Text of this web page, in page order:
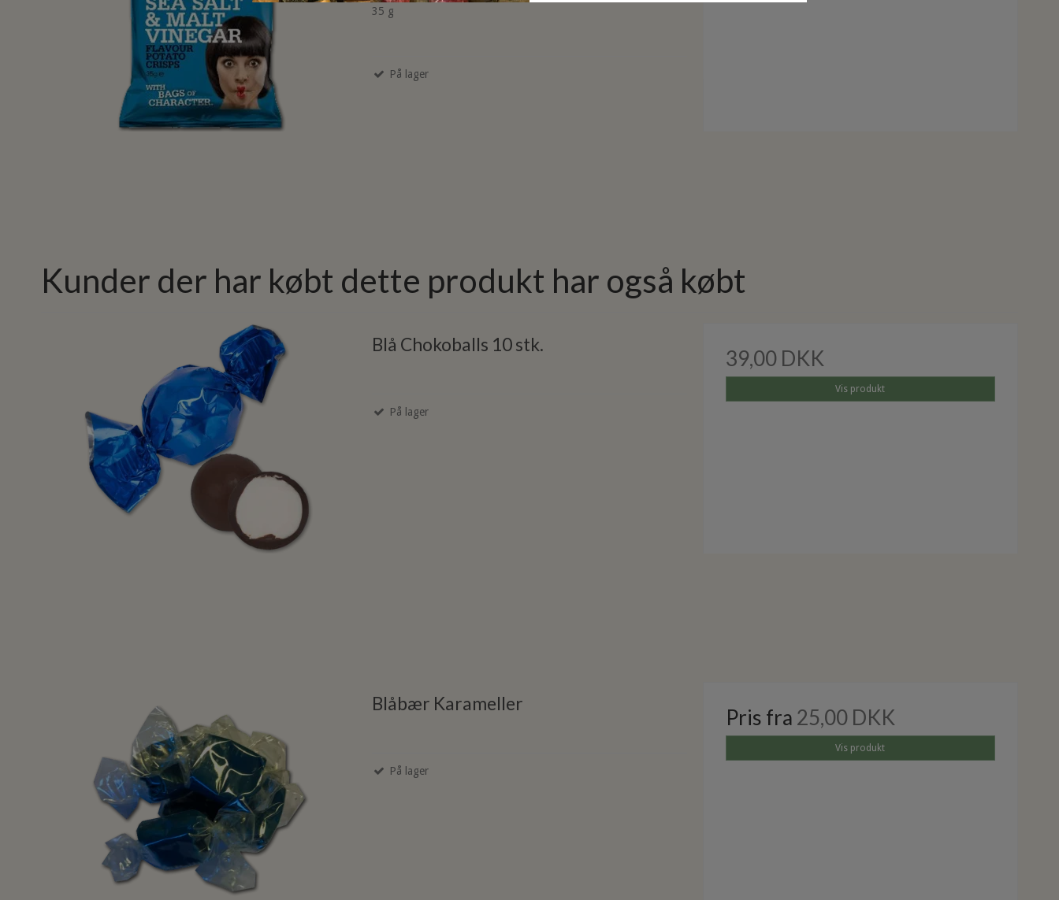
35 g
På lager
Kunder der har købt dette produkt har også købt
Blå Chokoballs 10 stk.
På lager
39,00 DKK
Vis produkt
Blåbær Karameller
På lager
Pris fra 25,00 DKK
Vis produkt